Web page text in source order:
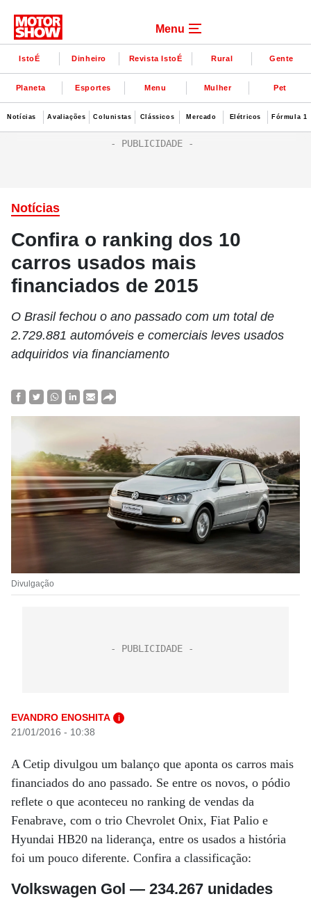
Menu
IstoÉ Dinheiro Revista IstoÉ Rural Gente
Planeta Esportes Menu Mulher Pet
Notícias Avaliações Colunistas Clássicos Mercado Elétricos Fórmula 1
Notícias
Confira o ranking dos 10
carros usados mais
financiados de 2015
O Brasil fechou o ano passado com um total de
2.729.881 automóveis e comerciais leves usados
adquiridos via financiamento
Divulgação
EVANDRO ENOSHITA i
21/01/2016 - 10:38
A Cetip divulgou um balanço que aponta os carros mais
financiados do ano passado. Se entre os novos, o pódio
reflete o que aconteceu no ranking de vendas da
Fenabrave, com o trio Chevrolet Onix, Fiat Palio e
Hyundai HB20 na liderança, entre os usados a história
foi um pouco diferente. Confira a classificação:
Volkswagen Gol — 234.267 unidades